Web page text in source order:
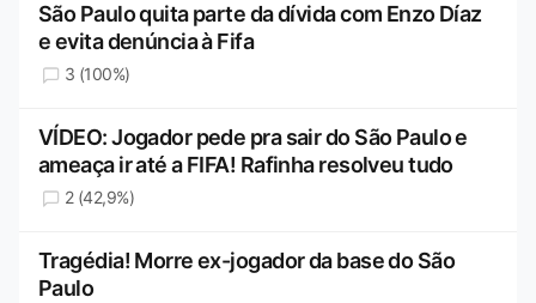
São Paulo quita parte da dívida com Enzo Díaz
e evita denúncia à Fifa
3 (100%)
VÍDEO: Jogador pede pra sair do São Paulo e
ameaça ir até a FIFA! Rafinha resolveu tudo
2 (42,9%)
Tragédia! Morre ex-jogador da base do São
Paulo